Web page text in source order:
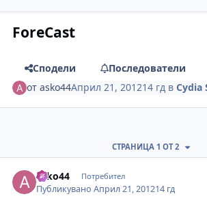
ForeCast
Сподели
Последователи
отasko44Април 21, 201214 гд вCydia
СТРАНИЦА 1 ОТ 2
asko44 Потребител
ПубликуваноАприл 21, 201214 гд